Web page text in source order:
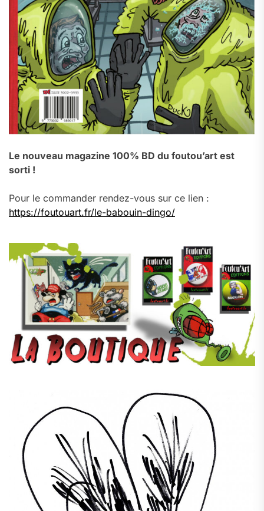
Le nouveau magazine 100% BD du foutou’art est
sorti !
Pour le commander rendez-vous sur ce lien :
https://foutouart.fr/le-babouin-dingo/